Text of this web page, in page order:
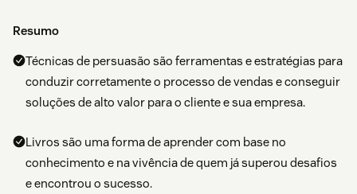
Resumo
Técnicas de persuasão são ferramentas e estratégias para
conduzir corretamente o processo de vendas e conseguir
soluções de alto valor para o cliente e sua empresa.
Livros são uma forma de aprender com base no
conhecimento e na vivência de quem já superou desafios
e encontrou o sucesso.